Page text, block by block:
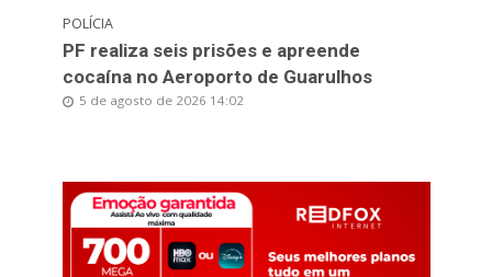
POLÍCIA
PF realiza seis prisões e apreende
cocaína no Aeroporto de Guarulhos
5 de agosto de 2026 14:02